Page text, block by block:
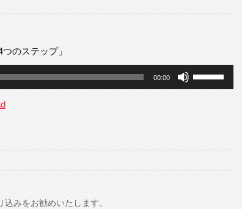
のステップ」
00:00
節
みをお勧めいたします。